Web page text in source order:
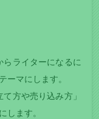
らライターになるに
ーマにします。
方や売り込み方」
します。